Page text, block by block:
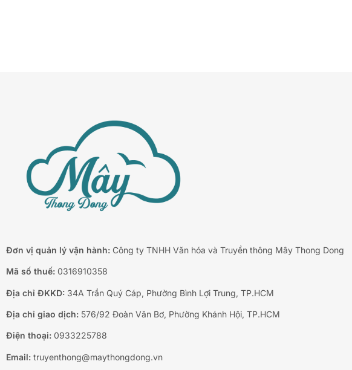
Đơn vị quản lý vận hành: Công ty TNHH Văn hóa và Truyền thông Mây Thong Dong
Mã số thuế: 0316910358
Địa chỉ ĐKKD: 34A Trần Quý Cáp, Phường Bình Lợi Trung, TP.HCM
Địa chỉ giao dịch: 576/92 Đoàn Văn Bơ, Phường Khánh Hội, TP.HCM
Điện thoại: 0933225788
Email: truyenthong@maythongdong.vn